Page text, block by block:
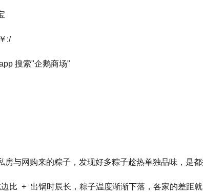
:/
搜索"企鹅商场"
房与网购来的粽子，发现好多粽子趁热单独品味，是都
比 + 出锅时辰长，粽子温度渐渐下落，各家的差距就